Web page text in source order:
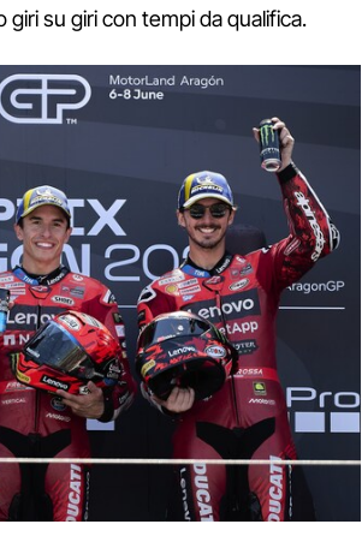
giri su giri con tempi da qualifica.